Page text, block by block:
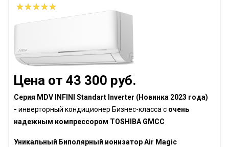
Цена от 43 300 руб.
Серия MDV INFINI Standart Inverter (Новинка 2023 года)
- инверторный кондиционер Бизнес-класса с очень
надежным компрессором TOSHIBA GMCC
Уникальный Биполярный ионизатор Air Magic